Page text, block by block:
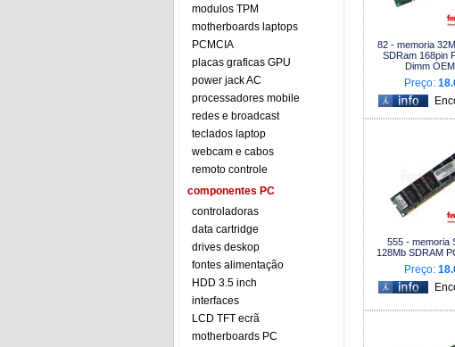
modulos TPM
motherboards laptops
PCMCIA
placas graficas GPU
power jack AC
processadores mobile
redes e broadcast
teclados laptop
webcam e cabos
remoto controle
componentes PC
controladoras
data cartridge
drives deskop
fontes alimentação
HDD 3.5 inch
interfaces
LCD TFT ecrã
motherboards PC
82 - memoria
SDRam 168pin
Dimm
Preço:
555 - memoria
128Mb SDRAM
Preço: